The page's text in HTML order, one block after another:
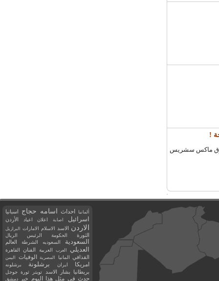
ماكس سشريس
ألمانيا احداث اسامه حجاج اسبانيا
اسرائيل اصابة اعلان اعياد الأردن
الاردن الاسد الاسلام الامارات البرازيل
الثورة الحكومة الرئيس الريال
السعودية السعوديه الشرطة العالم
العديلي العرب العربية الفنان القاهرة
القذافي المانيا المصرية الوفيات اليمن
امريكا ايران برشلونة برشلونه
بريطانيا بشار الاسد تويتر ثورة جوجل
حدث في مثل هذا اليوم خبر دمشق